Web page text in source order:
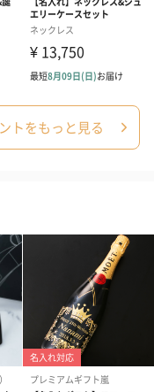
トをもっと見る